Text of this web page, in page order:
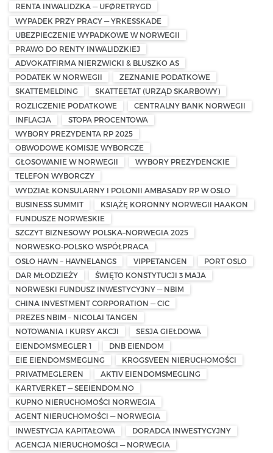
RENTA INWALIDZKA — UFØRETRYGD
WYPADEK PRZY PRACY — YRKESSKADE
UBEZPIECZENIE WYPADKOWE W NORWEGII
PRAWO DO RENTY INWALIDZKIEJ
ADVOKATFIRMA NIERZWICKI & BLUSZKO AS
PODATEK W NORWEGII
ZEZNANIE PODATKOWE
SKATTEMELDING
SKATTEETAT (URZĄD SKARBOWY)
ROZLICZENIE PODATKOWE
CENTRALNY BANK NORWEGII
INFLACJA
STOPA PROCENTOWA
WYBORY PREZYDENTA RP 2025
OBWODOWE KOMISJE WYBORCZE
GŁOSOWANIE W NORWEGII
WYBORY PREZYDENCKIE
TELEFON WYBORCZY
WYDZIAŁ KONSULARNY I POLONII AMBASADY RP W OSLO
BUSINESS SUMMIT
KSIĄŻĘ KORONNY NORWEGII HAAKON
FUNDUSZE NORWESKIE
SZCZYT BIZNESOWY POLSKA–NORWEGIA 2025
NORWESKO-POLSKO WSPÓŁPRACA
OSLO HAVN – HAVNELANGS
VIPPETANGEN
PORT OSLO
DAR MŁODZIEŻY
ŚWIĘTO KONSTYTUCJI 3 MAJA
NORWESKI FUNDUSZ INWESTYCYJNY — NBIM
CHINA INVESTMENT CORPORATION — CIC
PREZES NBIM – NICOLAI TANGEN
NOTOWANIA I KURSY AKCJI
SESJA GIEŁDOWA
EIENDOMSMEGLER 1
DNB EIENDOM
EIE EIENDOMSMEGLING
KROGSVEEN NIERUCHOMOŚCI
PRIVATMEGLEREN
AKTIV EIENDOMSMEGLING
KARTVERKET — SEEIENDOM.NO
KUPNO NIERUCHOMOŚCI NORWEGIA
AGENT NIERUCHOMOŚCI — NORWEGIA
INWESTYCJA KAPITAŁOWA
DORADCA INWESTYCYJNY
AGENCJA NIERUCHOMOŚCI — NORWEGIA